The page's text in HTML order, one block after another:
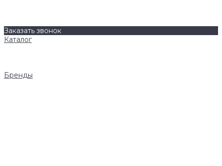
Заказать звонок
Каталог
Бренды